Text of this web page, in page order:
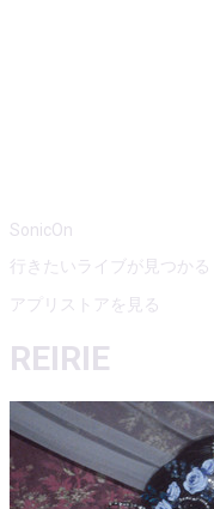
SonicOn
行きたいライブが見つかる
アプリストアを見る
REIRIE